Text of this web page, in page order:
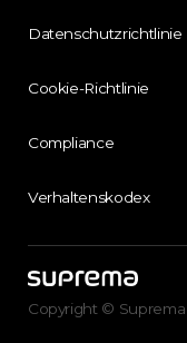
Datenschutzrichtlinie
Cookie-Richtlinie
Compliance
Verhaltenskodex
Copyright ©